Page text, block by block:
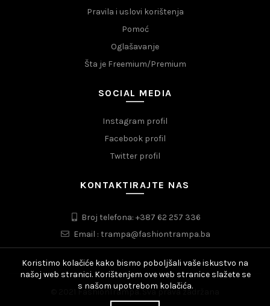
Pravila i uslovi korištenja
Pomoć
Oglašavanje
Šta je Freemium/Premium
SOCIAL MEDIA
Instagram profil
Facebook profil
Twitter profil
KONTAKTIRAJTE NAS
Broj telefona: +387 62 257 336
Email : trampa@fashiontrampa.ba
© 2021 FashionTrampa. Sva prava zadržana
Koristimo kolačiće kako bismo poboljšali vaše iskustvo na
našoj web stranici. Korištenjem ove web stranice slažete se
s našom upotrebom kolačića.